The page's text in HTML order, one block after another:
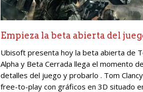
Empieza la beta abierta del
Ubisoft presenta hoy la beta abierta de
Alpha y Beta Cerrada llega el momento
detalles del juego y probarlo . Tom
free-to-play con gráficos en 3D situado